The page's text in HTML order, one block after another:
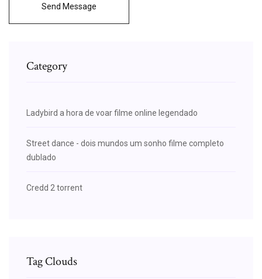
Send Message
Category
Ladybird a hora de voar filme online legendado
Street dance - dois mundos um sonho filme completo
dublado
Credd 2 torrent
Tag Clouds